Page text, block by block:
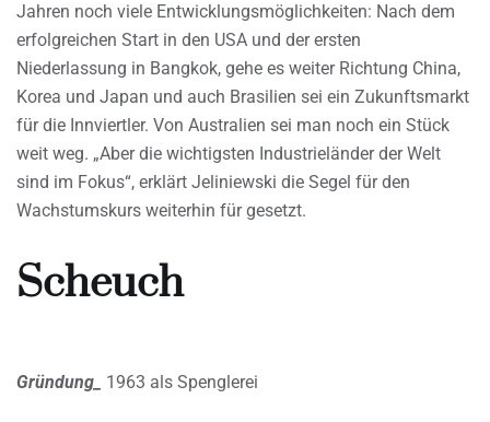
Jahren noch viele Entwicklungsmöglichkeiten: Nach dem
erfolgreichen Start in den USA und der ersten
Niederlassung in Bangkok, gehe es weiter Richtung China,
Korea und Japan und auch Brasilien sei ein Zukunftsmarkt
für die Innviertler. Von Australien sei man noch ein Stück
weit weg. „Aber die wichtigsten Industrieländer der Welt
sind im Fokus“, erklärt Jeliniewski die Segel für den
Wachstumskurs weiterhin für gesetzt.
Scheuch
Gründung_ 1963 als Spenglerei